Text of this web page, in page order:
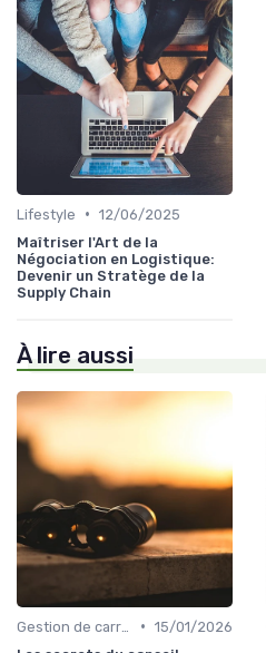
Lifestyle • 12/06/2025
Maîtriser l'Art de la
Négociation en Logistique:
Devenir un Stratège de la
Supply Chain
À lire aussi
• 15/01/2026